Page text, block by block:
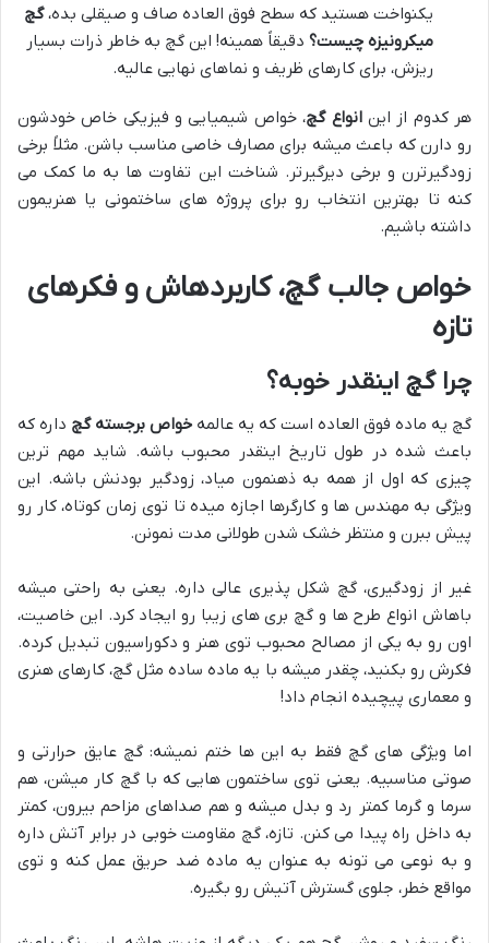
یکنواخت هستید که سطح فوق العاده صاف و صیقلی بده،گچ
میکرونیزه چیست؟ دقیقاً همینه! این گچ به خاطر ذرات بسیار
ریزش، برای کارهای ظریف و نماهای نهایی عالیه.
هر کدوم از اینانواع گچ، خواص شیمیایی و فیزیکی خاص خودشون
رو دارن که باعث میشه برای مصارف خاصی مناسب باشن. مثلاً برخی
زودگیرترن و برخی دیرگیرتر. شناخت این تفاوت ها به ما کمک می
کنه تا بهترین انتخاب رو برای پروژه های ساختمونی یا هنریمون
داشته باشیم.
خواص جالب گچ، کاربردهاش و فکرهای
تازه
چرا گچ اینقدر خوبه؟
گچ یه ماده فوق العاده است که یه عالمه خواص برجسته گچ داره که
باعث شده در طول تاریخ اینقدر محبوب باشه. شاید مهم ترین
چیزی که اول از همه به ذهنمون میاد، زودگیر بودنش باشه. این
ویژگی به مهندس ها و کارگرها اجازه میده تا توی زمان کوتاه، کار رو
پیش ببرن و منتظر خشک شدن طولانی مدت نمونن.
غیر از زودگیری، گچ شکل پذیری عالی داره. یعنی به راحتی میشه
باهاش انواع طرح ها و گچ بری های زیبا رو ایجاد کرد. این خاصیت،
اون رو به یکی از مصالح محبوب توی هنر و دکوراسیون تبدیل کرده.
فکرش رو بکنید، چقدر میشه با یه ماده ساده مثل گچ، کارهای هنری
و معماری پیچیده انجام داد!
اما ویژگی های گچ فقط به این ها ختم نمیشه: گچ عایق حرارتی و
صوتی مناسبیه. یعنی توی ساختمون هایی که با گچ کار میشن، هم
سرما و گرما کمتر رد و بدل میشه و هم صداهای مزاحم بیرون، کمتر
به داخل راه پیدا می کنن. تازه، گچ مقاومت خوبی در برابر آتش داره
و به نوعی می تونه به عنوان یه ماده ضد حریق عمل کنه و توی
مواقع خطر، جلوی گسترش آتیش رو بگیره.